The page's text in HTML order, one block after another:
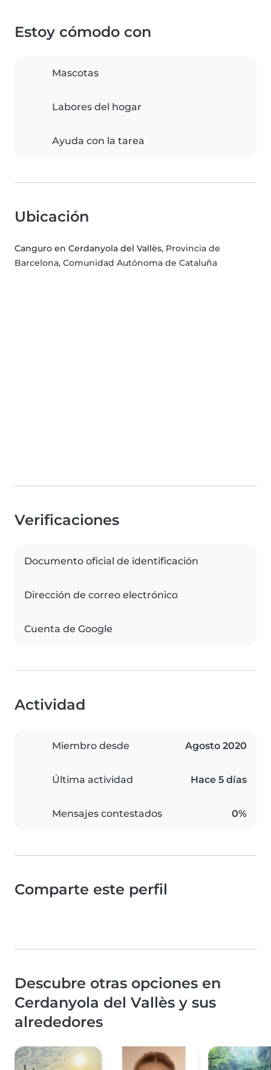
Estoy cómodo con
Mascotas
Labores del hogar
Ayuda con la tarea
Ubicación
Canguro en Cerdanyola del Vallès, Provincia de
Barcelona, Comunidad Autónoma de Cataluña
Verificaciones
Documento oficial de identificación
Dirección de correo electrónico
Cuenta de Google
Actividad
Miembro desde Agosto 2020
Última actividad Hace 5 días
Mensajes contestados 0%
Comparte este perfil
Descubre otras opciones en
Cerdanyola del Vallès y sus
alrededores